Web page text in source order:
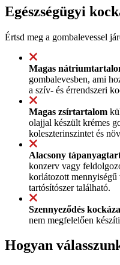
Egészségügyi
Értsd meg a gombalevessel
Magas
gombalevesben, ami
a szív- és érrendszeri
Magas zsírtartalom
olajjal készült krémes
koleszterinszintet és
Alacsony
konzerv vagy
korlátozott
tartósítószer található.
Szennyeződés
nem megfelelően
Hogyan